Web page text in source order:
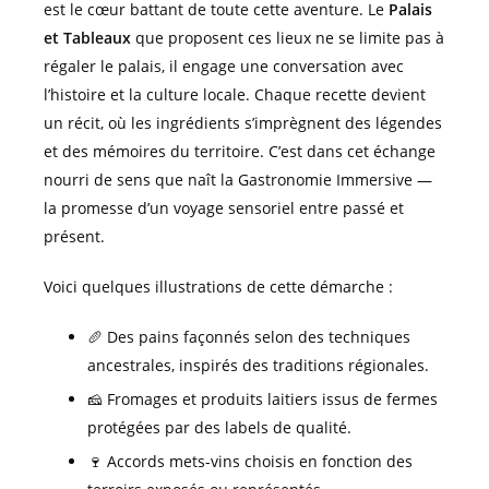
est le cœur battant de toute cette aventure. Le Palais
et Tableaux que proposent ces lieux ne se limite pas à
régaler le palais, il engage une conversation avec
l’histoire et la culture locale. Chaque recette devient
un récit, où les ingrédients s’imprègnent des légendes
et des mémoires du territoire. C’est dans cet échange
nourri de sens que naît la Gastronomie Immersive —
la promesse d’un voyage sensoriel entre passé et
présent.
Voici quelques illustrations de cette démarche :
🥖 Des pains façonnés selon des techniques
ancestrales, inspirés des traditions régionales.
🧀 Fromages et produits laitiers issus de fermes
protégées par des labels de qualité.
🍷 Accords mets-vins choisis en fonction des